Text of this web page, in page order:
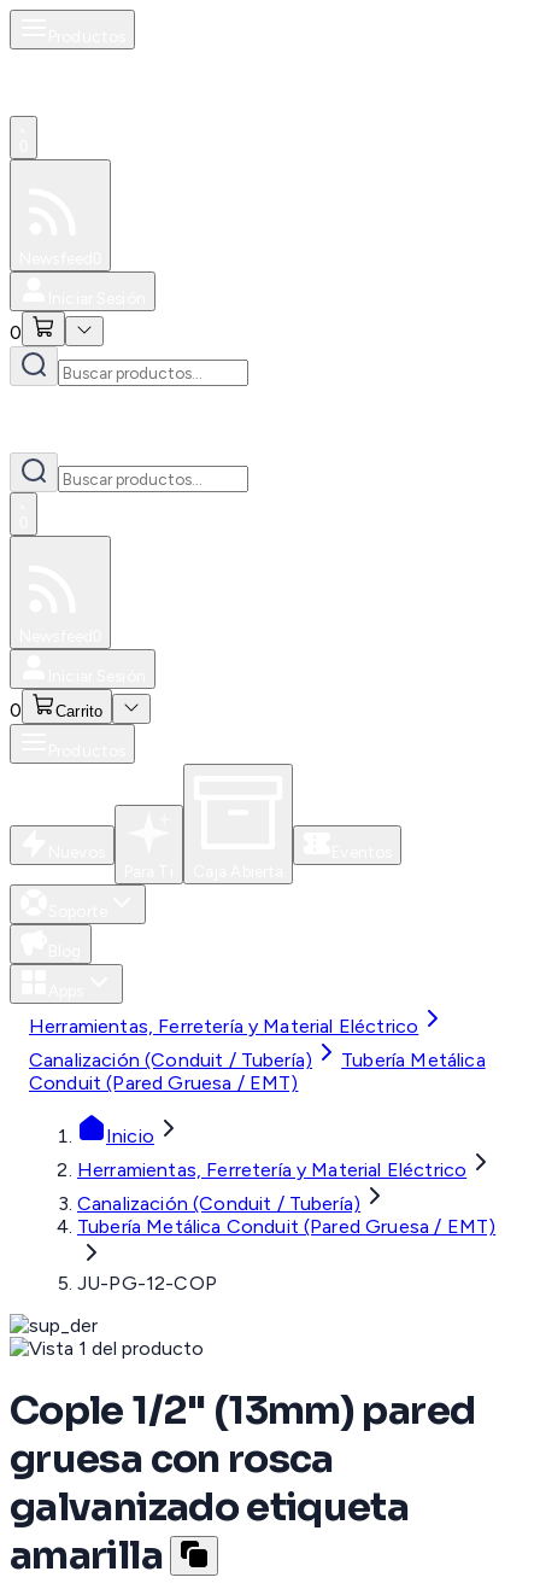
0
0 Carrito
Herramientas, Ferretería y Material Eléctrico
Canalización (Conduit / Tubería)
Tubería Metálica
Conduit (Pared Gruesa / EMT)
Inicio
Herramientas, Ferretería y Material Eléctrico
Canalización (Conduit / Tubería)
Tubería Metálica Conduit (Pared Gruesa / EMT)
JU-PG-12-COP
Cople 1/2" (13mm) pared
gruesa con rosca
galvanizado etiqueta
amarilla